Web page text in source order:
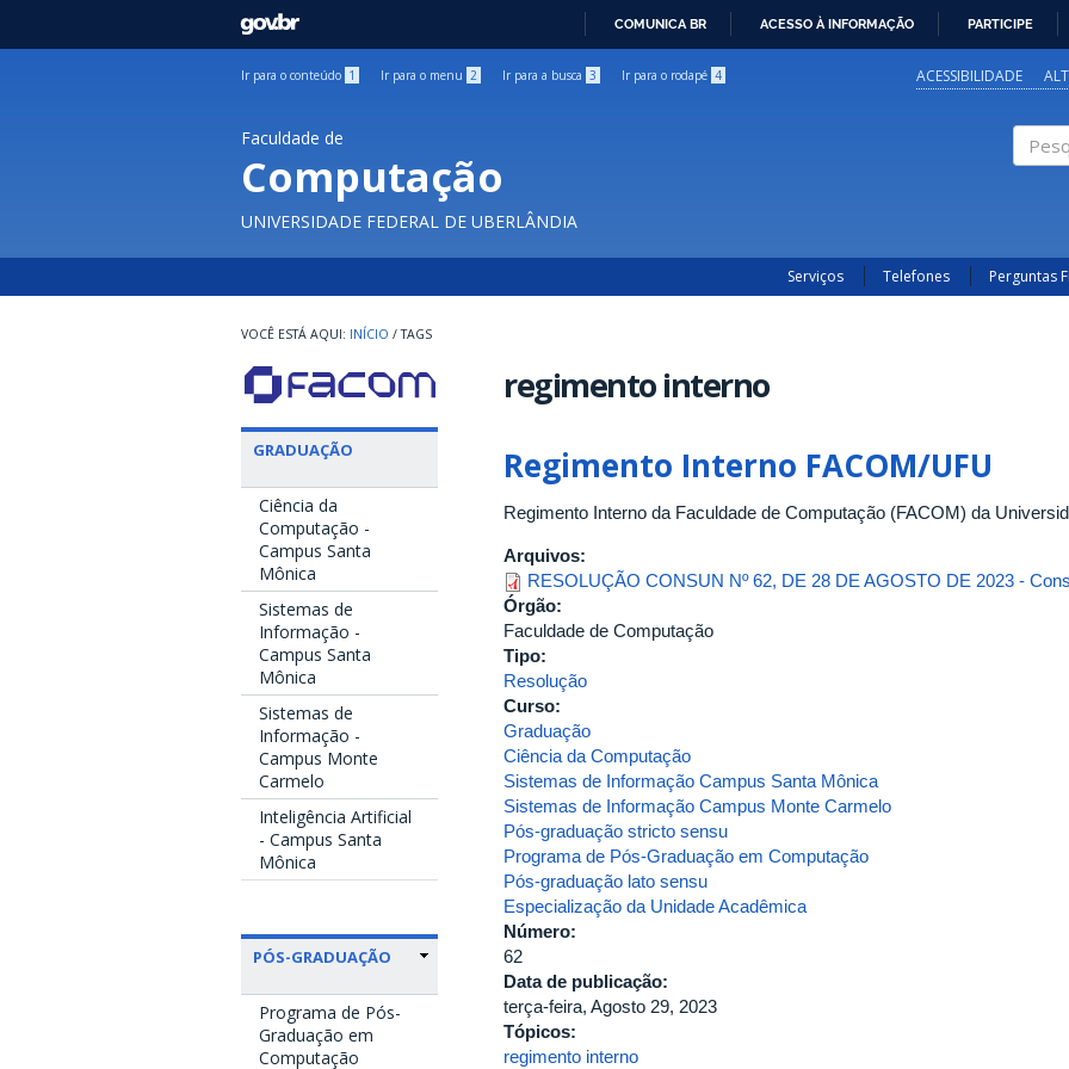
GOVBR
COMUNICA BR ACESSO À INFORMAÇÃO PARTICIPE
Ir para o conteúdo 1 Ir para o menu 2 Ir para a busca 3 Ir para o rodapé 4 ACESSIBILIDADE
Faculdade de
Computação
UNIVERSIDADE FEDERAL DE UBERLÂNDIA
Serviços Telefones Perguntas
INÍCIO / TAGS
GRADUAÇÃO
Ciência da
Computação -
Campus Santa
Mônica
Sistemas de
Informação -
Campus Santa
Mônica
Sistemas de
Informação -
Campus Monte
Carmelo
Inteligência Artificial
- Campus Santa
Mônica
PÓS-GRADUAÇÃO
Programa de Pós-
Graduação em
Computação
regimento interno
Regimento Interno FACOM/UFU
Regimento Interno da Faculdade de Computação (FACOM) da
Arquivos:
RESOLUÇÃO CONSUN Nº 62, DE 28 DE AGOSTO DE 2023 -
Órgão:
Faculdade de Computação
Tipo:
Resolução
Curso:
Graduação
Ciência da Computação
Sistemas de Informação Campus Santa Mônica
Sistemas de Informação Campus Monte Carmelo
Pós-graduação stricto sensu
Programa de Pós-Graduação em Computação
Pós-graduação lato sensu
Especialização da Unidade Acadêmica
Número:
62
Data de publicação:
terça-feira, Agosto 29, 2023
Tópicos:
regimento interno